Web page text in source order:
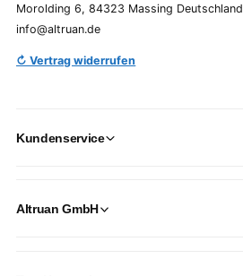
Morolding 6, 84323 Massing Deutschland
info@altruan.de
↻ Vertrag widerrufen
Kundenservice
Altruan GmbH